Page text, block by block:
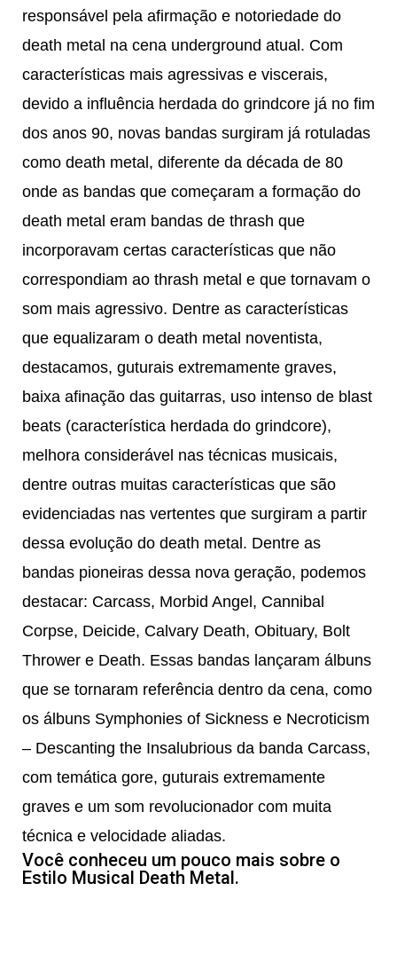
responsável pela afirmação e notoriedade do
death metal na cena underground atual. Com
características mais agressivas e viscerais,
devido a influência herdada do grindcore já no fim
dos anos 90, novas bandas surgiram já rotuladas
como death metal, diferente da década de 80
onde as bandas que começaram a formação do
death metal eram bandas de thrash que
incorporavam certas características que não
correspondiam ao thrash metal e que tornavam o
som mais agressivo. Dentre as características
que equalizaram o death metal noventista,
destacamos, guturais extremamente graves,
baixa afinação das guitarras, uso intenso de blast
beats (característica herdada do grindcore),
melhora considerável nas técnicas musicais,
dentre outras muitas características que são
evidenciadas nas vertentes que surgiram a partir
dessa evolução do death metal. Dentre as
bandas pioneiras dessa nova geração, podemos
destacar: Carcass, Morbid Angel, Cannibal
Corpse, Deicide, Calvary Death, Obituary, Bolt
Thrower e Death. Essas bandas lançaram álbuns
que se tornaram referência dentro da cena, como
os álbuns Symphonies of Sickness e Necroticism
– Descanting the Insalubrious da banda Carcass,
com temática gore, guturais extremamente
graves e um som revolucionador com muita
técnica e velocidade aliadas.
Você conheceu um pouco mais sobre o
Estilo Musical Death Metal.